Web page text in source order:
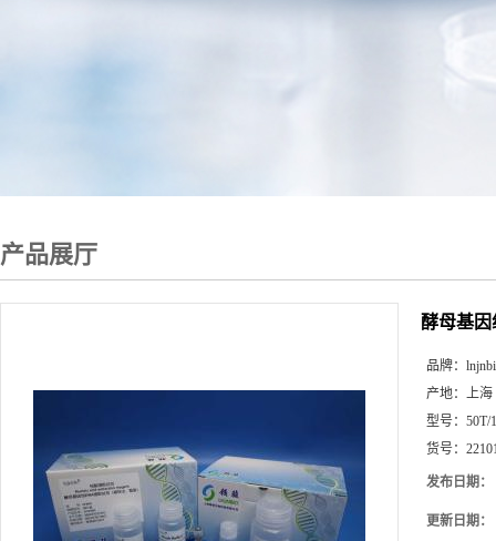
产品展厅
酵母基
品牌：
产地： 上海
型号： 50T/
货号：
发布日期：
更新日期：